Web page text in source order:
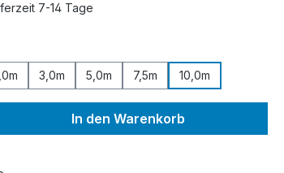
7-14 Tage
3,0m 5,0m 7,5m 10,0m
Gib den gewünschten Wert
In den Warenkorb